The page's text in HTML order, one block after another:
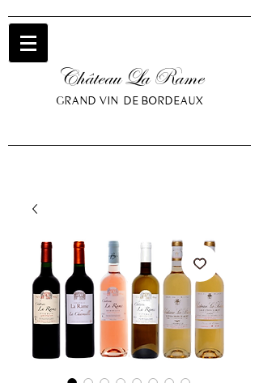
Château La Rame
GRAND VIN DE BORDEAUX